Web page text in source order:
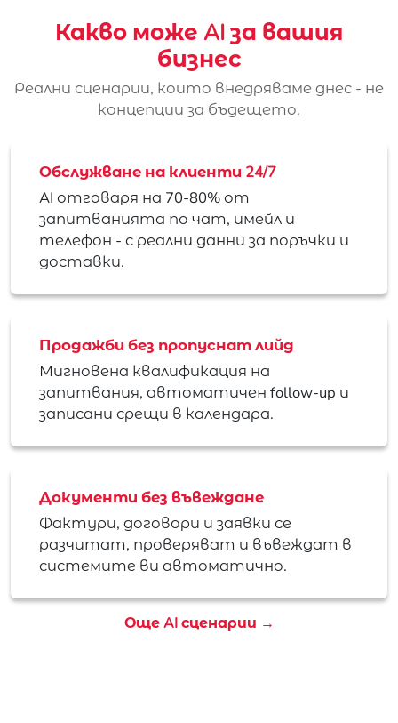
Какво може AI за вашия
бизнес
Реални сценарии, които внедряваме днес - не
концепции за бъдещето.
Обслужване на клиенти 24/7
AI отговаря на 70-80% от
запитванията по чат, имейл и
телефон - с реални данни за поръчки и
доставки.
Продажби без пропуснат лийд
Мигновена квалификация на
запитвания, автоматичен follow-up и
записани срещи в календара.
Документи без въвеждане
Фактури, договори и заявки се
разчитат, проверяват и въвеждат в
системите ви автоматично.
Още AI сценарии →